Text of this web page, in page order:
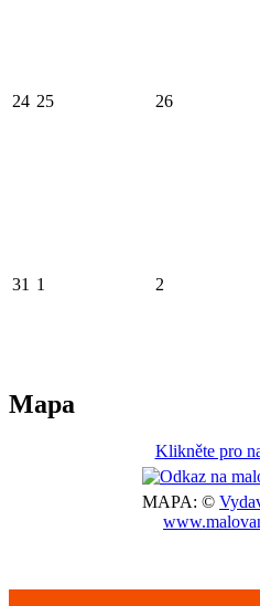
24 25 26
31 1 2
Mapa
Klikněte pro
MAPA: ©